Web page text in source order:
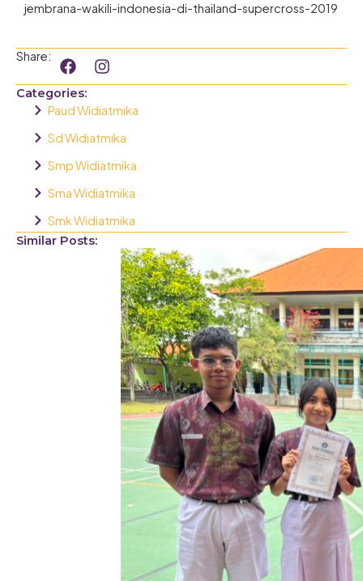
jembrana-wakili-indonesia-di-thailand-supercross-2019
Share:
F
a
c
e
b
o
k
I
n
s
t
a
g
a
m
Categories:
Paud Widiatmika
Sd Widiatmika
Smp Widiatmika
Sma Widiatmika
Smk Widiatmika
Similar Posts: